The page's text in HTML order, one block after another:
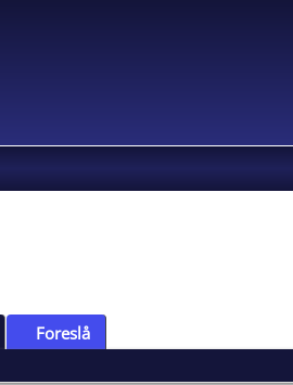
Foreslå